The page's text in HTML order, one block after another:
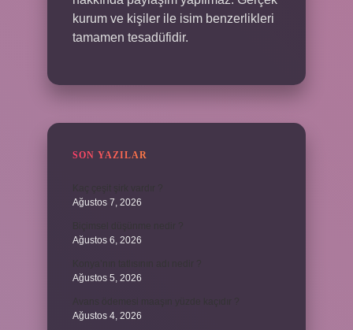
kurum ve kişiler ile isim benzerlikleri
tamamen tesadüfidir.
SON YAZILAR
Ağustos 7, 2026
Ağustos 6, 2026
Ağustos 5, 2026
Ağustos 4, 2026